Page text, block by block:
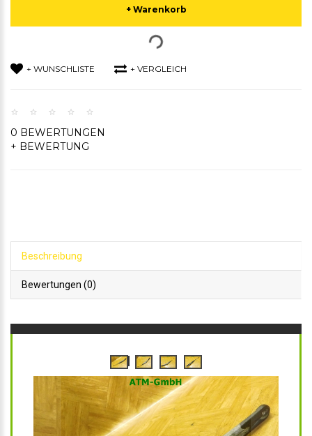
+ Warenkorb
+ WUNSCHLISTE + VERGLEICH
0 BEWERTUNGEN
+ BEWERTUNG
Beschreibung
Bewertungen (0)